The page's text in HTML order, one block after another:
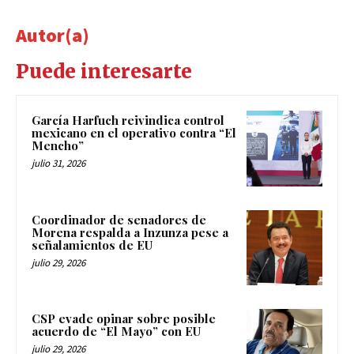
Autor(a)
Puede interesarte
García Harfuch reivindica control
mexicano en el operativo contra “El
Mencho”
julio 31, 2026
Coordinador de senadores de
Morena respalda a Inzunza pese a
señalamientos de EU
julio 29, 2026
CSP evade opinar sobre posible
acuerdo de “El Mayo” con EU
julio 29, 2026